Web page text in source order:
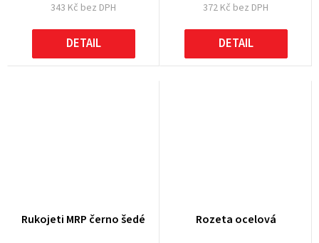
343 Kč bez DPH
DETAIL
372 Kč bez DPH
DETAIL
Rukojeti MRP černo šedé Rozeta ocelová